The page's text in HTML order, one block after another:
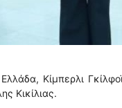
Κίμπερλι
Κικίλιας.